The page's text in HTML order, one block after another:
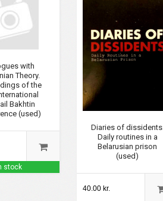
with
Theory.
of the
Bakhtin
(used)
stock
Diaries of dissidents.
Daily routines in a
Belarusian prison
(used)
40.00 kr.